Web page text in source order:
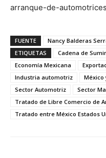
arranque-de-
FUENTE
Nancy Balderas
ETIQUETAS
Cadena de
Economía Mexicana
Industria automotriz
México
Sector Automotriz
Sector
Tratado de Libre Comercio de
Tratado entre México Estados